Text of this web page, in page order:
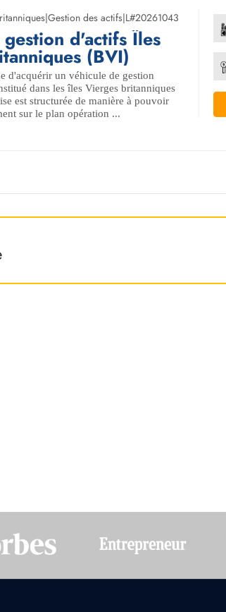
|Gestion des actifs|L#20261043
d'actifs Îles
(BVI)
d'acquérir un véhicule de gestion
dans les îles Vierges britanniques
est structurée de manière à pouvoir
sur le plan opération ...